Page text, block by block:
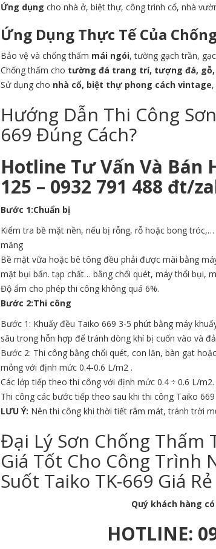
Ứng dụng cho nhà ở, biệt thự, công trình cổ, nhà
Ứng Dụng Thực Tế Của
Bảo vệ và chống thấm mái ngói, tường gạch trần,
Chống thấm cho tường đá trang trí, tượng đá,
Sử dụng cho nhà cổ, biệt thự phong cách vintage
Hướng Dẫn Thi Công
669 Đúng Cách?
Hotline Tư Vấn Và Bán
125 – 0932 791 488 đt/
Bước 1:Chuẩn bị
Kiểm tra bề mặt nền, nếu bị rỗng, rỗ hoặc bong
măng
Bề mặt vữa hoặc bê tông đều phải được mài bằng
mặt bụi bẩn. tạp chất… bằng chổi quét, máy thổi bụi,
Độ ẩm cho phép thi công không quá 6%.
Bước 2:Thi công
Bước 1: Khuấy đều Taiko 669 3-5 phút bằng máy
sâu trong hỗn hợp để tránh dòng khí bị cuốn vào và
Bước 2: Thi công bằng chổi quét, con lăn, bàn gạt
mỏng với định mức 0.4-0.6 L/m2 .
Các lớp tiếp theo thi công với định mức 0.4 ÷ 0.6 L/
Thi công các bước tiếp theo sau khi thi công Taiko
LƯU Ý: Nên thi công khi thời tiết râm mát, tránh trời
Đại Lý Sơn Chống Thấm
Giá Tốt Cho Công Trình
Suốt Taiko TK-669 Giá
Quý khách hàng
HOTLINE: